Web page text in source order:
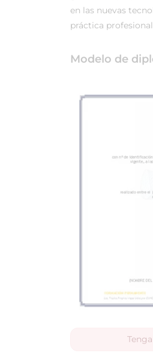
en las nuevas
práctica
Modelo de